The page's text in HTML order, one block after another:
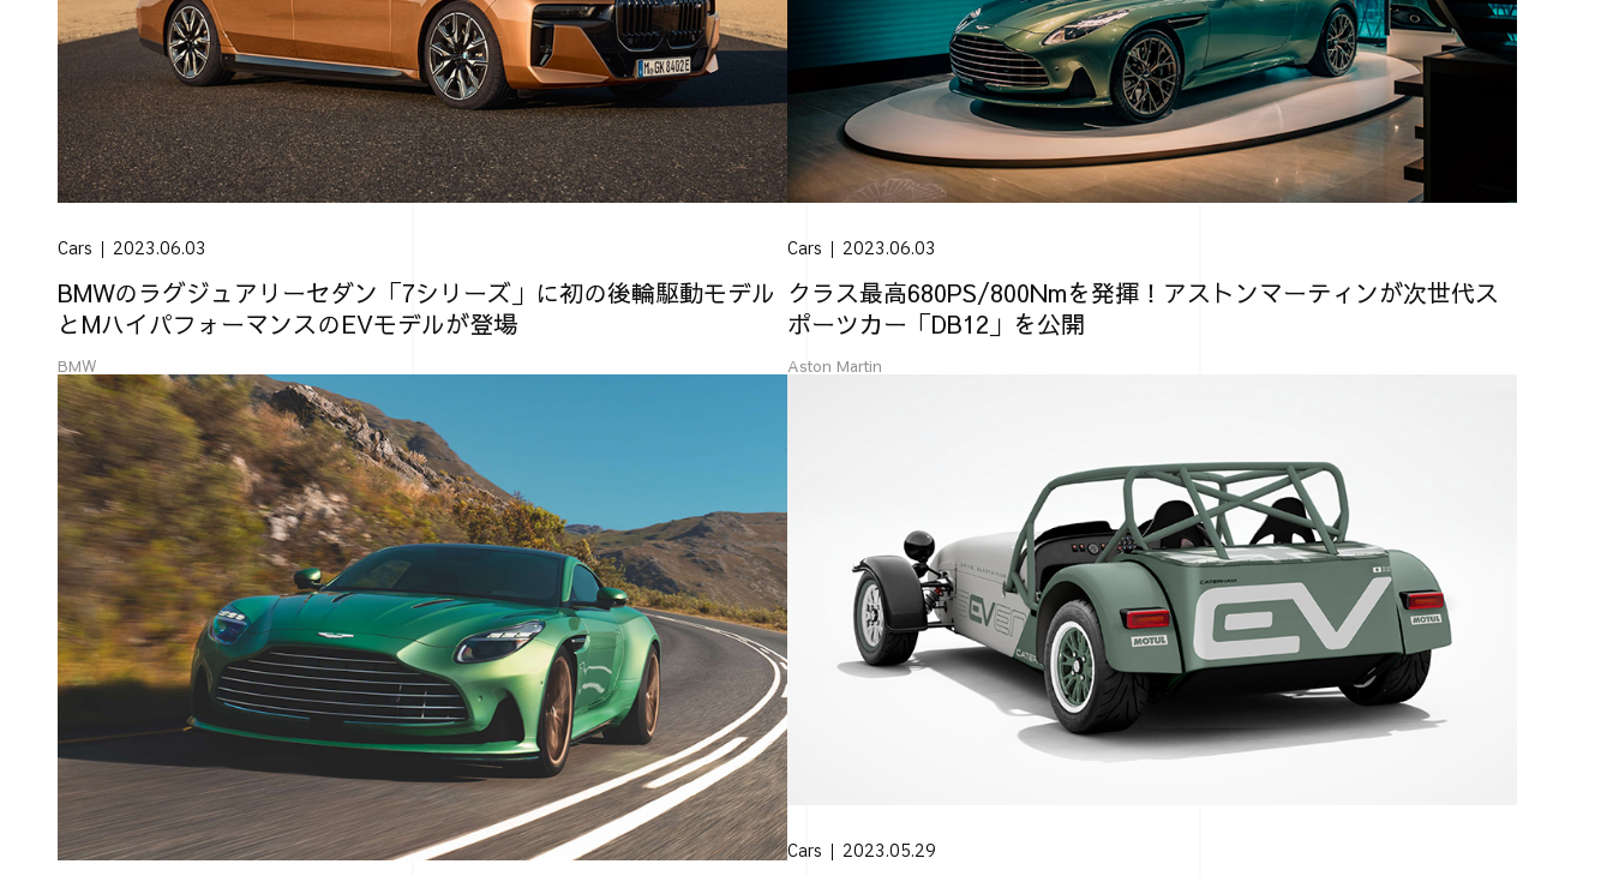
Cars 2023.06.03
BMWのラグジュアリーセダン「7シリーズ」に初の後輪駆動モデル
とMハイパフォーマンスのEVモデルが登場
BMW
Cars 2023.06.03
クラス最高680PS/800Nmを発揮！アストンマーティンが次世代ス
ポーツカー「DB12」を公開
Aston Martin
Cars 2023.05.29